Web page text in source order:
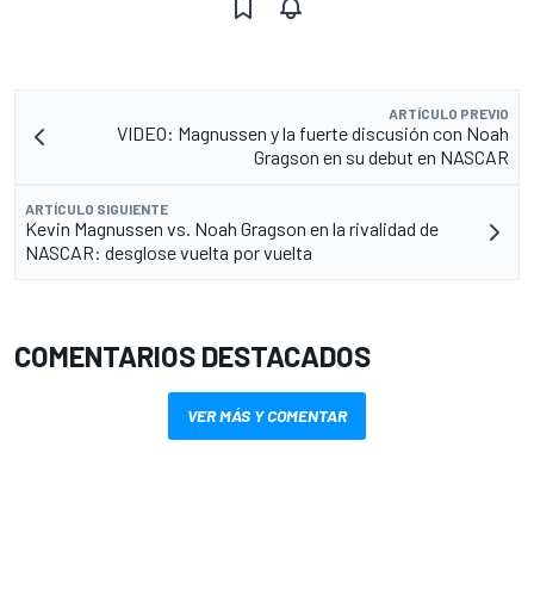
ARTÍCULO PREVIO
VIDEO: Magnussen y la fuerte discusión con Noah
Gragson en su debut en NASCAR
ARTÍCULO SIGUIENTE
Kevin Magnussen vs. Noah Gragson en la rivalidad de
NASCAR: desglose vuelta por vuelta
COMENTARIOS DESTACADOS
VER MÁS Y COMENTAR